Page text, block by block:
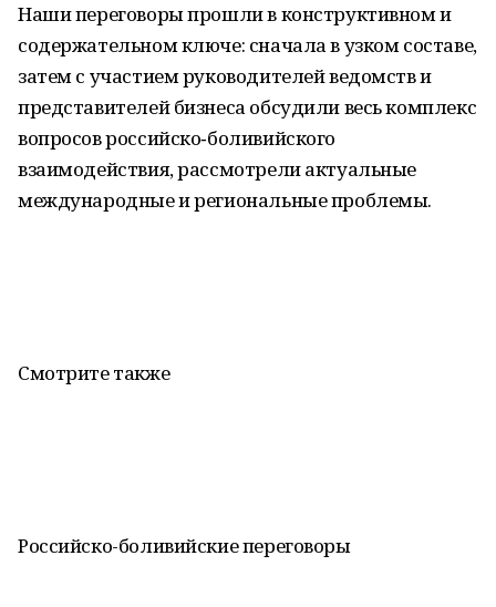
Наши переговоры прошли в конструктивном и
содержательном ключе: сначала в узком составе,
затем с участием руководителей ведомств и
представителей бизнеса обсудили весь комплекс
вопросов российско‑боливийского
взаимодействия, рассмотрели актуальные
международные и региональные проблемы.
Смотрите также
Российско-боливийские переговоры